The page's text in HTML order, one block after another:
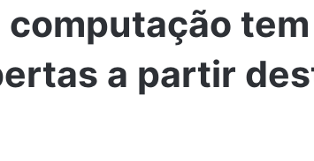
computação tem
a partir